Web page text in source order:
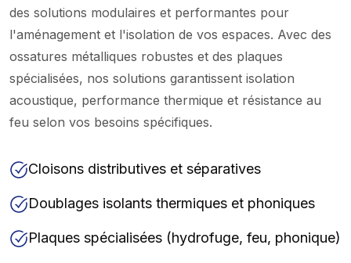
des solutions modulaires et performantes pour
l'aménagement et l'isolation de vos espaces. Avec des
ossatures métalliques robustes et des plaques
spécialisées, nos solutions garantissent isolation
acoustique, performance thermique et résistance au
feu selon vos besoins spécifiques.
Cloisons distributives et séparatives
Doublages isolants thermiques et phoniques
Plaques spécialisées (hydrofuge, feu, phonique)